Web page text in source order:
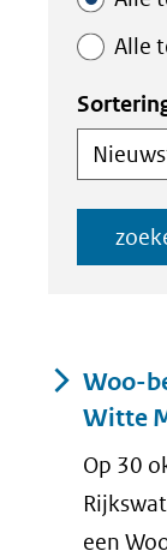
Alle
Woo-
Witte
Op 30
een